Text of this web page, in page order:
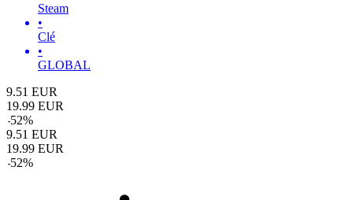
Steam
•
Clé
•
GLOBAL
9.51 EUR
19.99 EUR
-52%
9.51 EUR
19.99 EUR
-52%